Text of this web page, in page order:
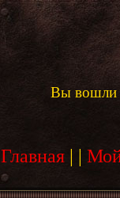
Вы вошли
Главная | |